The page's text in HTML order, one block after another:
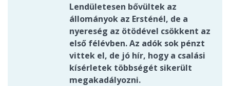
Lendületesen bővültek az
állományok az Ersténél, de a
nyereség az ötödével csökkent az
első félévben. Az adók sok pénzt
vittek el, de jó hír, hogy a csalási
kísérletek többségét sikerült
megakadályozni.